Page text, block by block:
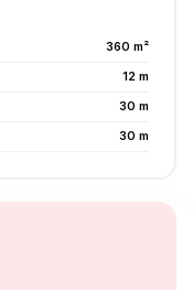
360 m²
12 m
30 m
30 m